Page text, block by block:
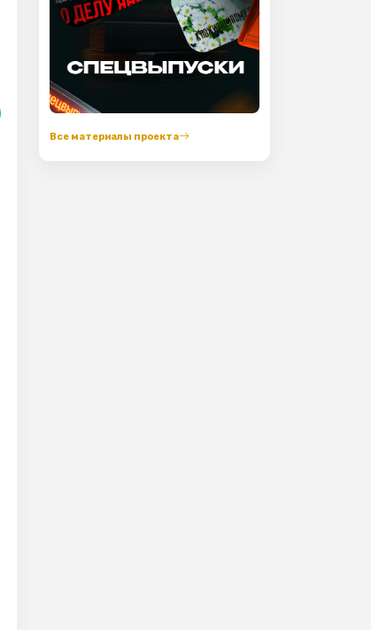
Все материалы проекта